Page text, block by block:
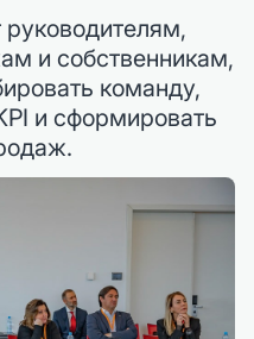
руководителям,
и собственникам,
команду,
и сформировать